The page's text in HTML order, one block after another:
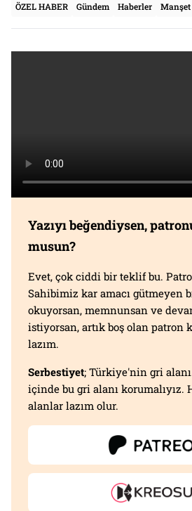
ÖZEL HABER Gündem Haberler Manşet
Yazıyı beğendiysen,
musun?
Evet, çok ciddi bir teklif bu.
Sahibimiz kar amacı gütmeyen
okuyorsan, memnunsan ve
istiyorsan, artık boş olan patron
lazım.
Serbestiyet; Türkiye'nin gri
içinde bu gri alanı korumalıyız.
alanlar lazım olur.